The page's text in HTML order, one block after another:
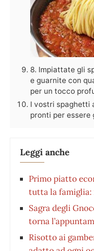
8. Impiattate gli
e guarnite con
per un tocco
I vostri spaghetti
pronti per essere
Leggi anche
Primo piatto
tutta la
Sagra degli
torna
Risotto ai